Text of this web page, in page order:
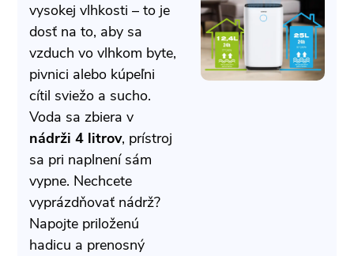
vysokej vlhkosti – to je
dosť na to, aby sa
vzduch vo vlhkom byte,
pivnici alebo kúpeľni
cítil sviežo a sucho.
Voda sa zbiera v
nádrži 4 litrov, prístroj
sa pri naplnení sám
vypne. Nechcete
vyprázdňovať nádrž?
Napojte priloženú
hadicu a prenosný